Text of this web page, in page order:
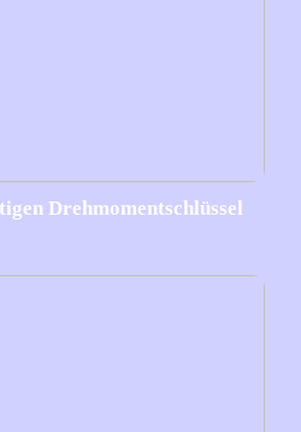
Drehmomentschlüssel